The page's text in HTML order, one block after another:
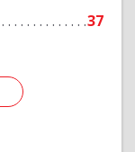
37
Подробнее